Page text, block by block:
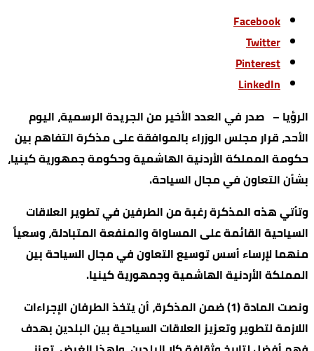
Facebook
Twitter
Pinterest
LinkedIn
الرؤيا – صدر في العدد الأخير من الجريدة الرسمية، اليوم
الأحد، قرار مجلس الوزراء بالموافقة على مذكرة التفاهم بين
حكومة المملكة الأردنية الهاشمية وحكومة جمهورية كينيا،
بشأن التعاون في مجال السياحة.
وتأتي هذه المذكرة رغبة من الطرفين في تطوير العلاقات
السياحية القائمة على المساواة والمنفعة المتبادلة، وسعياً
منهما لإرساء أسس توسيع التعاون في مجال السياحة بين
المملكة الأردنية الهاشمية وجمهورية كينيا.
ونصت المادة (1) ضمن المذكرة، أن يتخذ الطرفان الإجراءات
اللازمة لتطوير وتعزيز العلاقات السياحية بين البلدين بهدف